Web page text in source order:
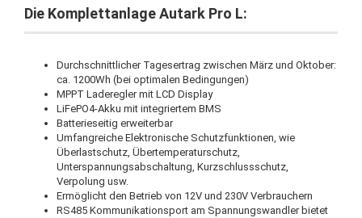
Die Komplettanlage Autark Pro L:
Durchschnittlicher Tagesertrag zwischen März und Oktober:
ca. 1200Wh (bei optimalen Bedingungen)
MPPT Laderegler mit LCD Display
LiFePO4-Akku mit integriertem BMS
Batterieseitig erweiterbar
Umfangreiche Elektronische Schutzfunktionen, wie
Überlastschutz, Übertemperaturschutz,
Unterspannungsabschaltung, Kurzschlussschutz,
Verpolung usw.
Ermöglicht den Betrieb von 12V und 230V Verbrauchern
RS485 Kommunikationsport am Spannungswandler bietet